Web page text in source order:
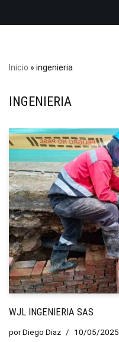
Inicio » ingenieria
INGENIERIA
WJL INGENIERIA SAS
porDiego Diaz 10/05/2025